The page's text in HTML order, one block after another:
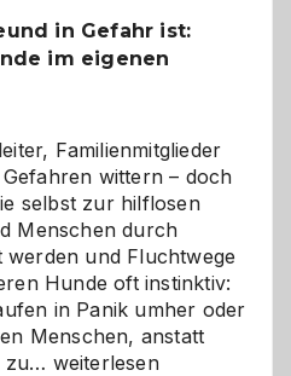
in Gefahr ist:
im eigenen
Familienmitglieder
wittern – doch
selbst zur hilflosen
Menschen durch
werden und Fluchtwege
Hunde oft instinktiv:
in Panik umher oder
Menschen, anstatt
zu… Wenn
weiterlesen